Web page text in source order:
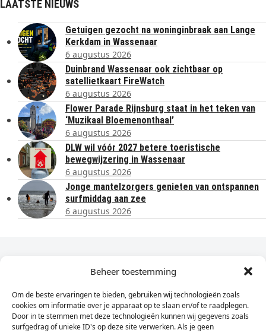
Beheer toestemming
Om de beste ervaringen te bieden, gebruiken wij technologieën zoals
cookies om informatie over je apparaat op te slaan en/of te raadplegen.
Door in te stemmen met deze technologieën kunnen wij gegevens zoals
surfgedrag of unieke ID's op deze site verwerken. Als je geen
LAATSTE NIEUWS
Getuigen gezocht na woninginbraak aan Lange
Kerkdam in Wassenaar
6 augustus 2026
Duinbrand Wassenaar ook zichtbaar op
satellietkaart FireWatch
6 augustus 2026
Flower Parade Rijnsburg staat in het teken van
‘Muzikaal Bloemenonthaal’
6 augustus 2026
DLW wil vóór 2027 betere toeristische
bewegwijzering in Wassenaar
6 augustus 2026
Jonge mantelzorgers genieten van ontspannen
surfmiddag aan zee
6 augustus 2026
Dagelijks het laatste nieuws in je e-mail?
Vul
hier
je